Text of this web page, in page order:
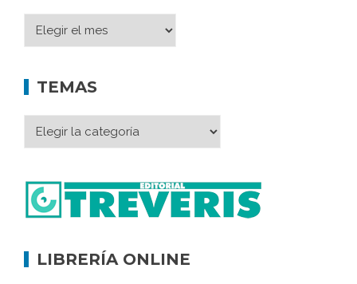
TEMAS
LIBRERÍA ONLINE